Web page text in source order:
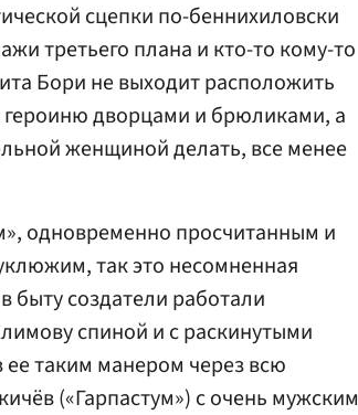
сцепки по-беннихиловски
третьего плана и кто-то кому-то
Бори не выходит расположить
героиню дворцами и брюликами, а
женщиной делать, все менее
одновременно просчитанным и
так это несомненная
быту создатели работали
спиной и с раскинутыми
таким манером через всю
(«Гарпастум») с очень мужским